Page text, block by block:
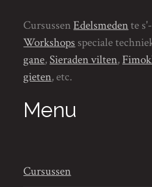
CursussenEdelsmedente
Workshops speciale
gane,Sieraden vilten,
gieten, etc.
Menu
Cursussen